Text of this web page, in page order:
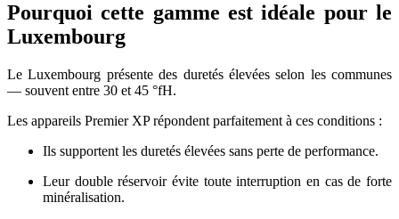
Pourquoi cette gamme est idéale pour le
Luxembourg
Le Luxembourg présente des duretés élevées selon les communes
— souvent entre 30 et 45 °fH.
Les appareils Premier XP répondent parfaitement à ces conditions :
Ils supportent les duretés élevées sans perte de performance.
Leur double réservoir évite toute interruption en cas de forte
minéralisation.